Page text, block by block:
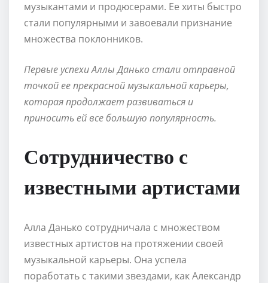
музыкантами и продюсерами. Ее хиты быстро
стали популярными и завоевали признание
множества поклонников.
Первые успехи Аллы Данько стали отправной
точкой ее прекрасной музыкальной карьеры,
которая продолжает развиваться и
приносить ей все большую популярность.
Сотрудничество с
известными артистами
Алла Данько сотрудничала с множеством
известных артистов на протяжении своей
музыкальной карьеры. Она успела
поработать с такими звездами, как Александр